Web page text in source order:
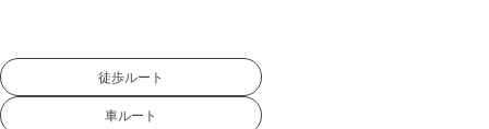
徒歩ルート
車ルート